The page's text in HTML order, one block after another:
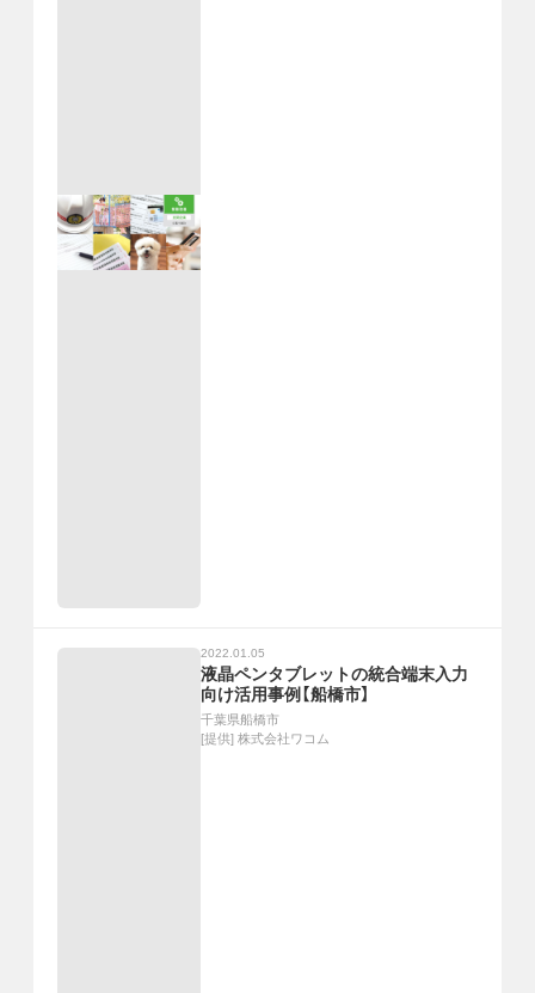
2022.01.05
液晶ペンタブレットの統合端末入力
向け活用事例【船橋市】
千葉県船橋市
[提供] 株式会社ワコム